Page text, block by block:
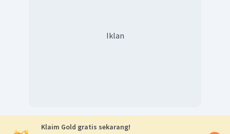
Iklan
Klaim Gold gratis sekarang!